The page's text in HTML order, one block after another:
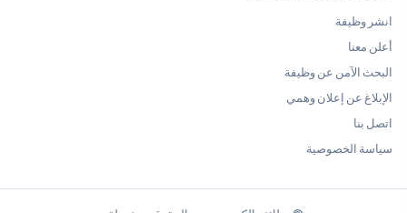
انشر وظيفة
أعلن معنا
البحث الآمن عن وظيفة
الإبلاغ عن إعلان وهمي
اتصل بنا
سياسة الخصوصية